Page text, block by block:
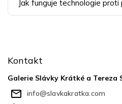
Jak funguje technologie proti
Kontakt
Galerie Slávky Krátké a Tereza
info@slavkakratka.com